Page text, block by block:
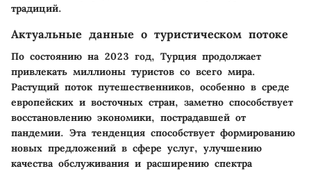
традиций.
Актуальные данные о туристическом потоке
По состоянию на 2023 год, Турция продолжает
привлекать миллионы туристов со всего мира.
Растущий поток путешественников, особенно в среде
европейских и восточных стран, заметно способствует
восстановлению экономики, пострадавшей от
пандемии. Эта тенденция способствует формированию
новых предложений в сфере услуг, улучшению
качества обслуживания и расширению спектра